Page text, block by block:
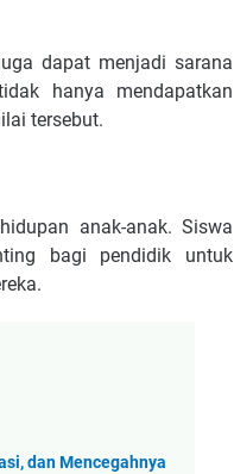
dapat menjadi sarana
hanya mendapatkan
tersebut.
anak-anak. Siswa
bagi pendidik untuk
dan Mencegahnya